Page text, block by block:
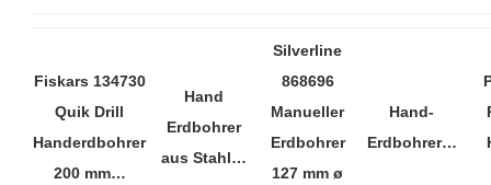
Fiskars 134730
Quik Drill
Handerdbohrer
200 mm…
Hand
Erdbohrer
aus Stahl…
Silverline
868696
Manueller
Erdbohrer
127 mm ø
Hand-
Erdbohrer…